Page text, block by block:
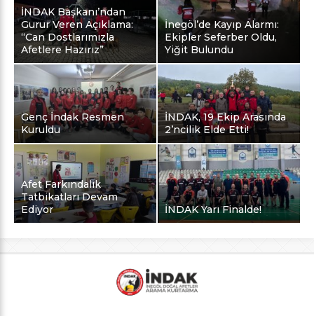
İNDAK Başkanı’ndan
Gurur Veren Açıklama:
“Can Dostlarımızla
Afetlere Hazırız”
İnegöl’de Kayıp Alarmı:
Ekipler Seferber Oldu,
Yiğit Bulundu
Genç İndak Resmen
Kuruldu
İNDAK, 19 Ekip Arasında
2’ncilik Elde Etti!
Afet Farkındalık
Tatbikatları Devam
Ediyor
İNDAK Yarı Finalde!